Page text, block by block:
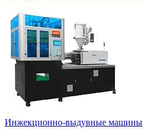
Инжекционно-выдувные машины